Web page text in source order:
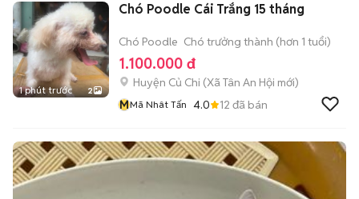
1 phút trước 2
Chó Poodle Cái Trắng 15 tháng
Chó Poodle Chó trưởng thành (hơn 1 tuổi)
1.100.000 đ
Huyện Củ Chi (Xã Tân An Hội mới)
MMã Nhât Tấn 4.0 12 đã bán